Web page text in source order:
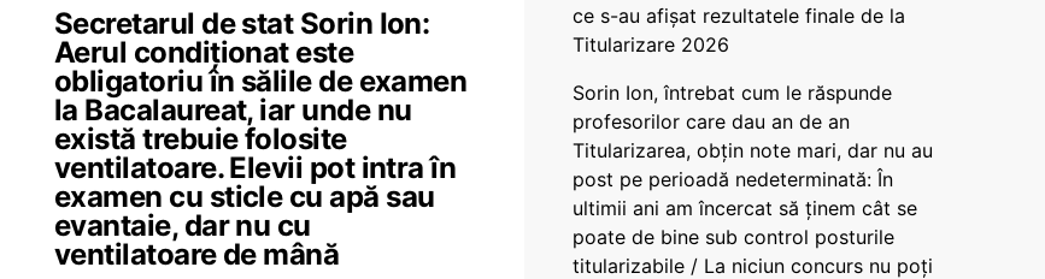
Secretarul de stat Sorin Ion:
Aerul condiționat este
obligatoriu în sălile de examen
la Bacalaureat, iar unde nu
există trebuie folosite
ventilatoare. Elevii pot intra în
examen cu sticle cu apă sau
evantaie, dar nu cu
ventilatoare de mână
ce s-au afișat rezultatele finale de la
Titularizare 2026
Sorin Ion, întrebat cum le răspunde
profesorilor care dau an de an
Titularizarea, obțin note mari, dar nu au
post pe perioadă nedeterminată: În
ultimii ani am încercat să ținem cât se
poate de bine sub control posturile
titularizabile / La niciun concurs nu poți